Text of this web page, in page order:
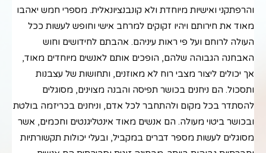
והרפתקני ואישיות מיוחדת ולא קונבנציונאלית. מספרי חמש יאהבו
מאוד את חירותם ויהיו זקוקים למרחב אישי וחופש לעשות ככל
העולה לרוחם ועל פי ראות עיניהם. אהבתם לחידושים וחוש
האבחנה הגבוהה שלהם, הופכים אותם לאנשים מיוחדים מאוד,
אך יכולים ליצור מצבי רוח לא מאוזנים, ותחושות של עצבנות
ותסכול. הם ניחנים בכושר תפיסה והבנה מצוינים, מסוגלים
להסתדר בכל מקום ולהתחבר לכל אדם, וניחנים בכריזמה בולטת
ובכושר ביטוי מעולה. הם אנשים מאוד אינטליגנטים וחכמים, אשר
מסוגלים לעשות מספר דברים במקביל, ובעלי יכולות תקשורתיות